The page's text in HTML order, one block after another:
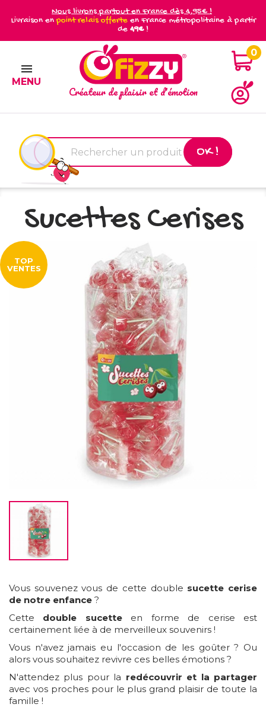
Nous livrons partout en France dès 4,95€ !
Livraison enpoint relais offerteen France métropolitaine à partir
de 49€!

MENU
0
Créateur de plaisir et d'émotion
OK !
Sucettes Cerises
TOP
VENTES
Vous souvenez vous de cette double sucette cerise
de notre enfance ?
Cette double sucetteen forme de cerise est
certainement liée à de merveilleux souvenirs !
Vous n'avez jamais eu l'occasion de les goûter ? Ou
alors vous souhaitez revivre ces belles émotions ?
N'attendez plus pour la redécouvrir et la partager
avec vos proches pour le plus grand plaisir de toute la
famille !